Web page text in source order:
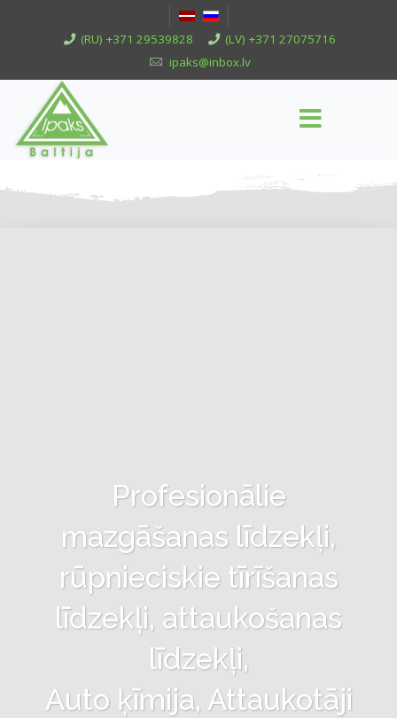
(RU) +371 29539828
(LV) +371 27075716
ipaks@inbox.lv
Profesionālie
mazgāšanas līdzekļi,
rūpnieciskie tīrīšanas
līdzekļi, attaukošanas
līdzekļi,
Auto ķīmija, Attaukotāji